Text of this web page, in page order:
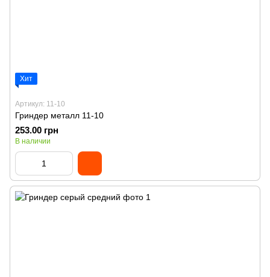
Хит
Артикул: 11-10
Гриндер металл 11-10
253.00 грн
В наличии